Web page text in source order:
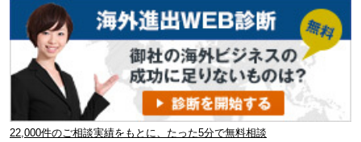
22,000件のご相談実績をもとに、たった5分で無料相談